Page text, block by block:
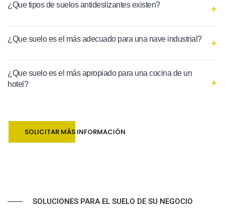
¿Que tipos de suelos antideslizantes existen?
¿Que suelo es el más adecuado para una nave industrial?
¿Que suelo es el más apropiado para una cocina de un
hotel?
SOLICITAR MÁS INFORMACIÓN
SOLUCIONES PARA EL SUELO DE SU NEGOCIO